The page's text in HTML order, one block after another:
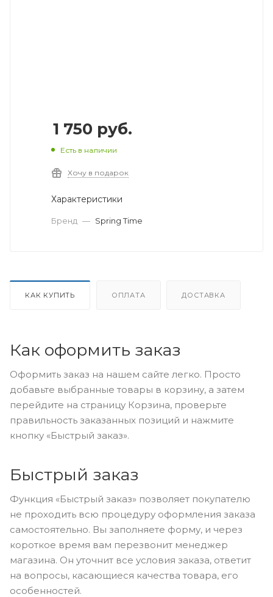
1 750 руб.
Есть в наличии
Хочу в подарок
Характеристики
Бренд — Spring Time
КАК КУПИТЬ ОПЛАТА ДОСТАВКА
Как оформить заказ
Оформить заказ на нашем сайте легко. Просто
добавьте выбранные товары в корзину, а затем
перейдите на страницу Корзина, проверьте
правильность заказанных позиций и нажмите
кнопку «Быстрый заказ».
Быстрый заказ
Функция «Быстрый заказ» позволяет покупателю
не проходить всю процедуру оформления заказа
самостоятельно. Вы заполняете форму, и через
короткое время вам перезвонит менеджер
магазина. Он уточнит все условия заказа, ответит
на вопросы, касающиеся качества товара, его
особенностей.